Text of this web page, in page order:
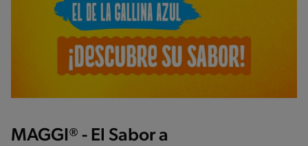
MAGGI® - El Sabor a